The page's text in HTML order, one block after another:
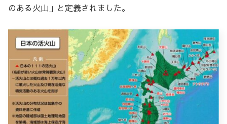
のある火山」と定義されました。